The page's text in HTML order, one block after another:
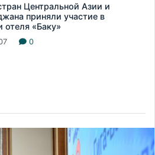
Центральной Азии и
приняли участие в
отеля «Баку»
0